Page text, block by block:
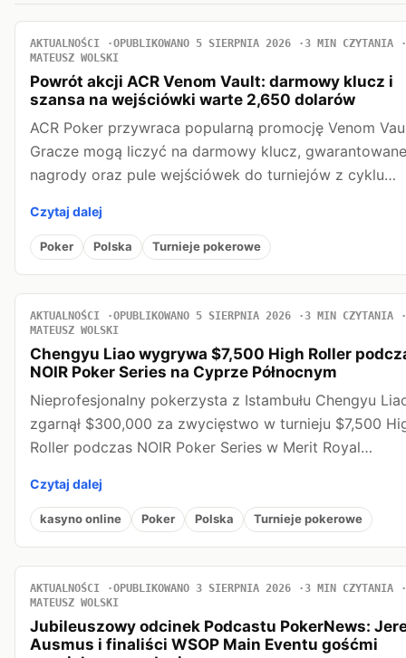
AKTUALNOŚCI OPUBLIKOWANO 5 SIERPNIA 2026
3 MIN CZYTANIA
MATEUSZ WOLSKI
Powrót akcji ACR Venom Vault: darmowy klucz i
szansa na wejściówki warte 2,650 dolarów
ACR Poker przywraca popularną promocję Venom
Gracze mogą liczyć na darmowy klucz, gwarantowane
nagrody oraz pule wejściówek do turniejów z cyklu…
Czytaj dalej
Poker Polska Turnieje pokerowe
AKTUALNOŚCI OPUBLIKOWANO 5 SIERPNIA 2026
3 MIN CZYTANIA
MATEUSZ WOLSKI
Chengyu Liao wygrywa $7,500 High Roller
NOIR Poker Series na Cyprze Północnym
Nieprofesjonalny pokerzysta z Istambułu Chengyu
zgarnął $300,000 za zwycięstwo w turnieju $7,500
Roller podczas NOIR Poker Series w Merit Royal…
Czytaj dalej
kasyno online Poker Polska Turnieje pokerowe
AKTUALNOŚCI OPUBLIKOWANO 3 SIERPNIA 2026
3 MIN CZYTANIA
MATEUSZ WOLSKI
Jubileuszowy odcinek Podcastu PokerNews:
Ausmus i finaliści WSOP Main Eventu gośćmi